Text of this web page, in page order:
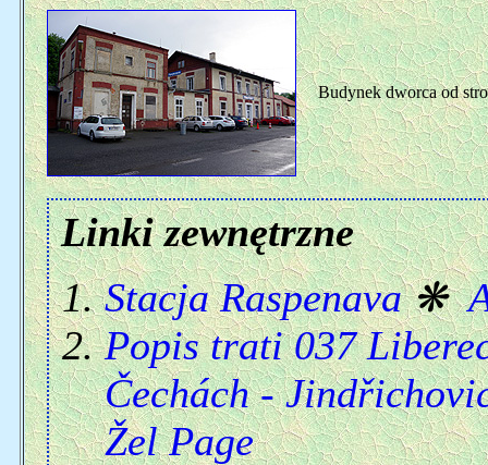
Budynek dworca od
Linki zewnętrzne
Stacja Raspenava❋
Popis trati 037
Čechách -
Žel Page